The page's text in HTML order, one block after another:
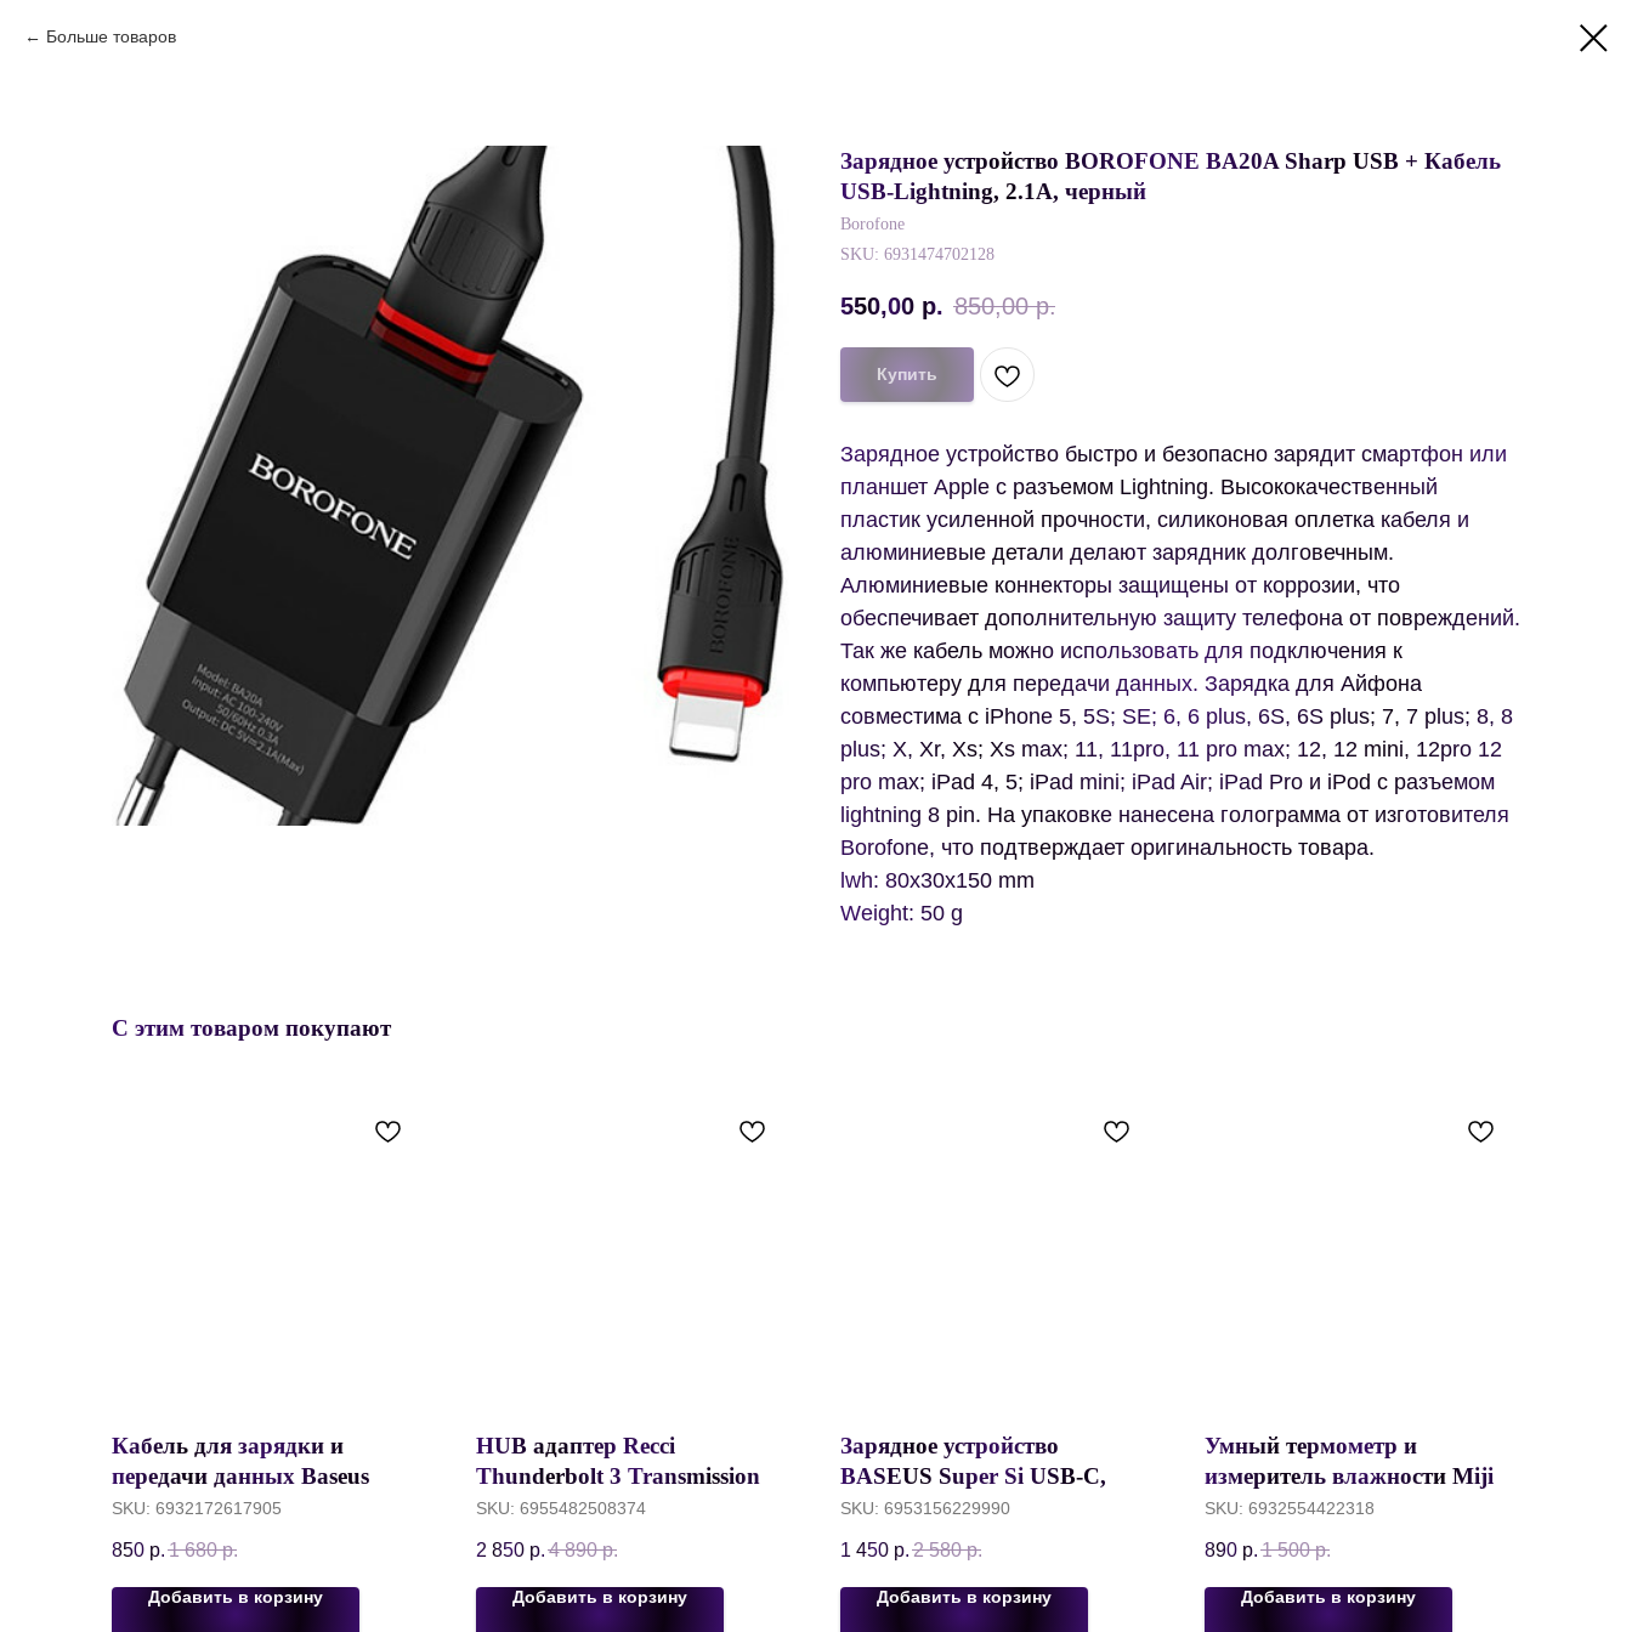
Больше товаров
Зарядное устройство BOROFONE BA20A Sharp USB + Кабель
USB-Lightning, 2.1A, черный
Borofone
SKU: 6931474702128
550,00 р. 850,00 р.
Купить
Зарядное устройство быстро и безопасно зарядит смартфон или
планшет Apple с разъемом Lightning. Высококачественный
пластик усиленной прочности, силиконовая оплетка кабеля и
алюминиевые детали делают зарядник долговечным.
Алюминиевые коннекторы защищены от коррозии, что
обеспечивает дополнительную защиту телефона от повреждений.
Так же кабель можно использовать для подключения к
компьютеру для передачи данных. Зарядка для Айфона
совместима с iPhone 5, 5S; SE; 6, 6 plus, 6S, 6S plus; 7, 7 plus; 8, 8
plus; X, Xr, Xs; Xs max; 11, 11pro, 11 pro max; 12, 12 mini, 12pro 12
pro max; iPad 4, 5; iPad mini; iPad Air; iPad Pro и iPod с разъемом
lightning 8 pin. На упаковке нанесена голограмма от изготовителя
Borofone, что подтверждает оригинальность товара.
lwh: 80x30x150 mm
Weight: 50 g
С этим товаром покупают
Кабель для зарядки и
передачи данных Baseus
Glimmer Series, USB to
Lightning, 2.4A, 1 метр,
Черный, CADH000201
SKU: 6932172617905
850 р. 1 680 р.
Добавить в корзину
HUB адаптер Recci
Thunderbolt 3 Transmission 7-
in-2, Разветвитель Dual Type-
C to USB3.0 + USB2.0 +
HDMI + PD100W + TF/SD +
Type-C, Серый, RH08
SKU: 6955482508374
2 850 р. 4 890 р.
Добавить в корзину
Зарядное устройство
BASEUS Super Si USB-C,
PD20W, Черный, CCSUP-B01
SKU: 6953156229990
1 450 р. 2 580 р.
Добавить в корзину
Умный термометр и
измеритель влажности Mijia
Thermometr and Hygrometr 3
mini, Bluetooth 5.0, Батарея
CR2450, Белый
SKU: 6932554422318
890 р. 1 500 р.
Добавить в корзину